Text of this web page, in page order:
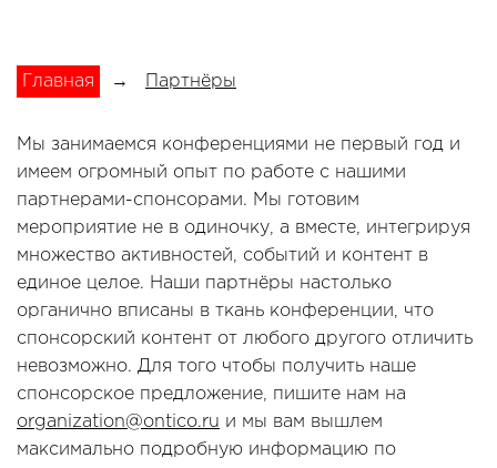
Главная → Партнёры
Мы занимаемся конференциями не первый год и
имеем огромный опыт по работе с нашими
партнерами-спонсорами. Мы готовим
мероприятие не в одиночку, а вместе, интегрируя
множество активностей, событий и контент в
единое целое. Наши партнёры настолько
органично вписаны в ткань конференции, что
спонсорский контент от любого другого отличить
невозможно. Для того чтобы получить наше
спонсорское предложение, пишите нам на
organization@ontico.ru и мы вам вышлем
максимально подробную информацию по